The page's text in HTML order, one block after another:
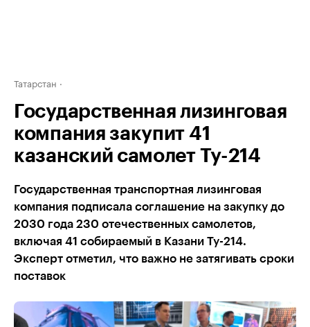
Татарстан
Государственная лизинговая
компания закупит 41
казанский самолет Ту-214
Государственная транспортная лизинговая
компания подписала соглашение на закупку до
2030 года 230 отечественных самолетов,
включая 41 собираемый в Казани Ту-214.
Эксперт отметил, что важно не затягивать сроки
поставок